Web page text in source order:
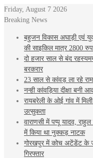
Friday, August 7 2026
Breaking News
बहुजन विकास अघाड़ी एवं
की साइकिल मात्र 2800
दो हजार साल से बंद
बरकरार
23 साल से कांवड़ ला रहे
नन्ही कांवड़िया दीक्षा
रायबरेली के ओई गांव में
उत्सुकता
वाराणसी में पप्पू यादव,
में किया था नुक्कड़ नाटक
गोरखपुर में कोच अटेंडेंट के
गिरफ्तार